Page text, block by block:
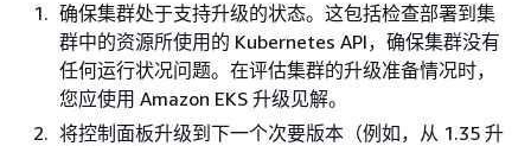
确保集群处于支持升级的状态。这包括检查部署到集
群中的资源所使用的 Kubernetes API，确保集群没有
任何运行状况问题。在评估集群的升级准备情况时，
您应使用 Amazon EKS 升级见解。
将控制面板升级到下一个次要版本（例如，从 1.35 升